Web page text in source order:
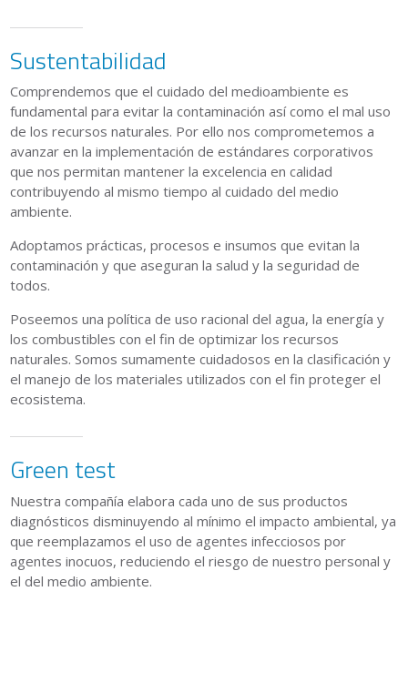
Sustentabilidad
Comprendemos que el cuidado del medioambiente es
fundamental para evitar la contaminación así como el mal uso
de los recursos naturales. Por ello nos comprometemos a
avanzar en la implementación de estándares corporativos
que nos permitan mantener la excelencia en calidad
contribuyendo al mismo tiempo al cuidado del medio
ambiente.
Adoptamos prácticas, procesos e insumos que evitan la
contaminación y que aseguran la salud y la seguridad de
todos.
Poseemos una política de uso racional del agua, la energía y
los combustibles con el fin de optimizar los recursos
naturales. Somos sumamente cuidadosos en la clasificación y
el manejo de los materiales utilizados con el fin proteger el
ecosistema.
Green test
Nuestra compañía elabora cada uno de sus productos
diagnósticos disminuyendo al mínimo el impacto ambiental, ya
que reemplazamos el uso de agentes infecciosos por
agentes inocuos, reduciendo el riesgo de nuestro personal y
el del medio ambiente.